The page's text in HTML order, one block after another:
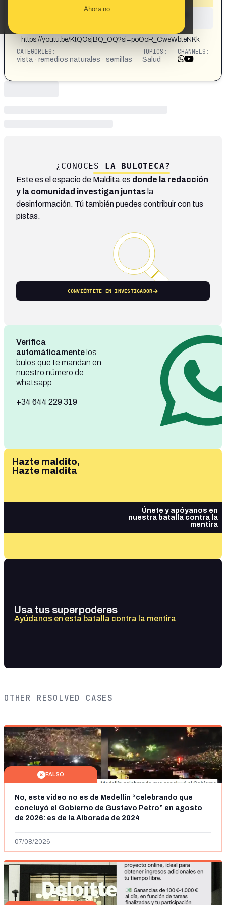
Ahora no
This content has not yet been investigated by the
CONTENT DETAIL:
https://youtu.be/KtQOsjBQ_OQ?si=poOoR_CweWbteNKk
CATEGORIES:
vista · remedios naturales · semillas
TOPICS:
Salud
CHANNELS:
¿CONOCES LA BULOTECA?
Este es el espacio de Maldita.es donde la redacción
y la comunidad investigan juntas la
desinformación. Tú también puedes contribuir con tus
pistas.
CONVIÉRTETE EN INVESTIGADOR
Verifica
automáticamente los
bulos que te mandan en
nuestro número de
whatsapp
+34 644 229 319
Hazte maldito,
Hazte maldita
Únete y apóyanos en
nuestra batalla contra la
mentira
Usa tus superpoderes
Ayúdanos en esta batalla contra la mentira
OTHER RESOLVED CASES
FALSO
No, este vídeo no es de Medellín “celebrando que
concluyó el Gobierno de Gustavo Petro” en agosto
de 2026: es de la Alborada de 2024
07/08/2026